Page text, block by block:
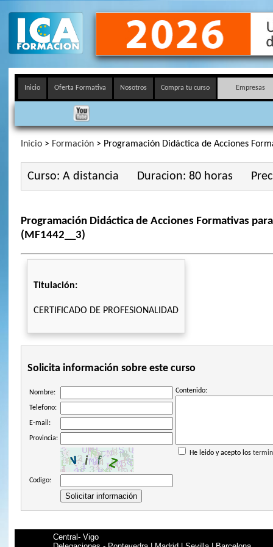
Inicio Oferta Formativa Nosotros Compra tu curso Empresas
Inicio> Formación> Programación Didáctica de Acciones
Curso: A distancia Duracion: 80 horas
Programación Didáctica de Acciones Formativas
(MF1442__3)
Titulación:
CERTIFICADO DE PROFESIONALIDAD
Solicita información sobre este curso
Nombre: Contenido:
He leido y acepto los
Telefono:
E-mail:
Provincia:
Codigo:
Central- Vigo